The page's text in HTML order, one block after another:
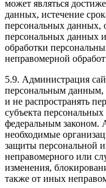
может являться
данных, истечение
персональных данных,
персональных данных
обработки
неправомерной
5.9. Администрация
персональным данным,
и не распространять
субъекта
федеральным законом.
необходимые
защиты персональной
неправомерного или
изменения,
также от иных